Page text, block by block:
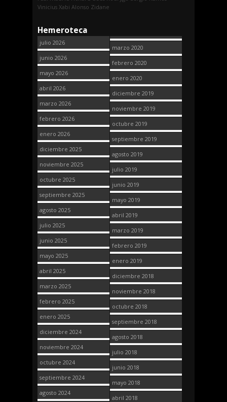
Vinicius Xabi Alonso Zidane
Hemeroteca
julio 2026
junio 2026
mayo 2026
abril 2026
marzo 2026
febrero 2026
enero 2026
diciembre 2025
noviembre 2025
octubre 2025
septiembre 2025
agosto 2025
julio 2025
junio 2025
mayo 2025
abril 2025
marzo 2025
febrero 2025
enero 2025
diciembre 2024
noviembre 2024
octubre 2024
septiembre 2024
agosto 2024
marzo 2020
febrero 2020
enero 2020
diciembre 2019
noviembre 2019
octubre 2019
septiembre 2019
agosto 2019
julio 2019
junio 2019
mayo 2019
abril 2019
marzo 2019
febrero 2019
enero 2019
diciembre 2018
noviembre 2018
octubre 2018
septiembre 2018
agosto 2018
julio 2018
junio 2018
mayo 2018
abril 2018